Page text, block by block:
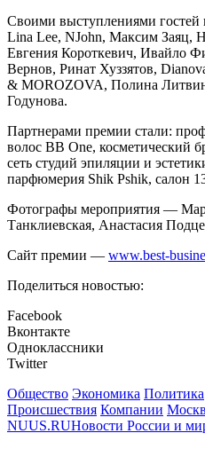
Своими выступлениями гостей
Lina Lee, NJohn, Максим Заяц,
Евгения Короткевич, Ивайло
Вернов, Ринат Хуззятов,
& MOROZOVA, Полина
Годунова.
Партнерами премии стали:
волос BB One, косметический
сеть студий эпиляции и
парфюмерия Shik Pshik, салон
Фотографы мероприятия —
Танклиевская, Анастасия
Сайт премии — www.best-
Поделиться новостью:
Facebook
Вконтакте
Одноклассники
Twitter
Общество Экономика Политика
Происшествия Компании
NUUS.RUНовости России и